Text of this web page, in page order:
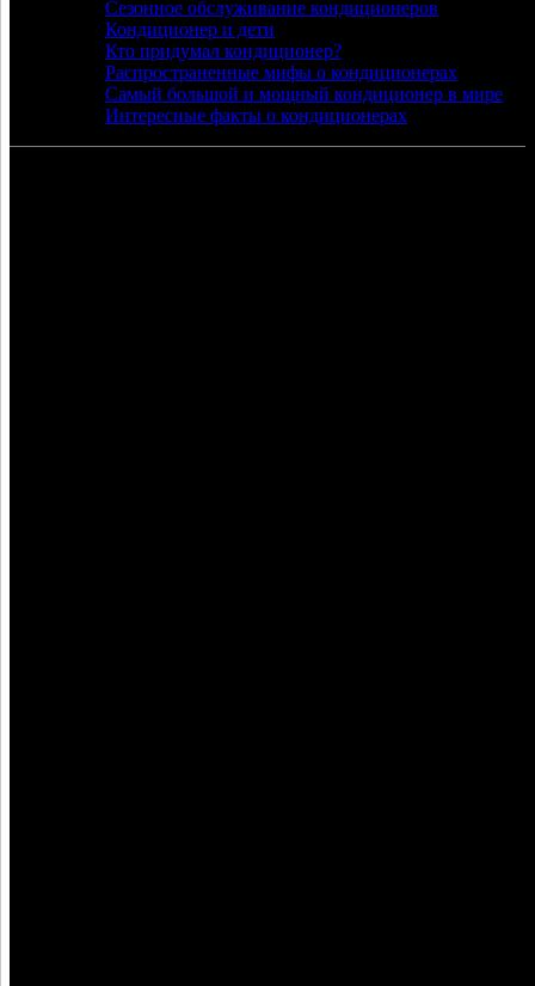
Сезонное обслуживание кондиционеров
Кондиционер и дети
Кто придумал кондиционер?
Распространенные мифы о кондиционерах
Самый большой и мощный кондиционер в мире
Интересные факты о кондиционерах